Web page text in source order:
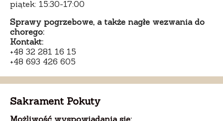
piątek: 15:30-17:00
Sprawy pogrzebowe, a także nagłe wezwania do
chorego:
Kontakt:
+48 32 281 16 15
+48 693 426 605
Sakrament Pokuty
Możliwość wyspowiadania się: